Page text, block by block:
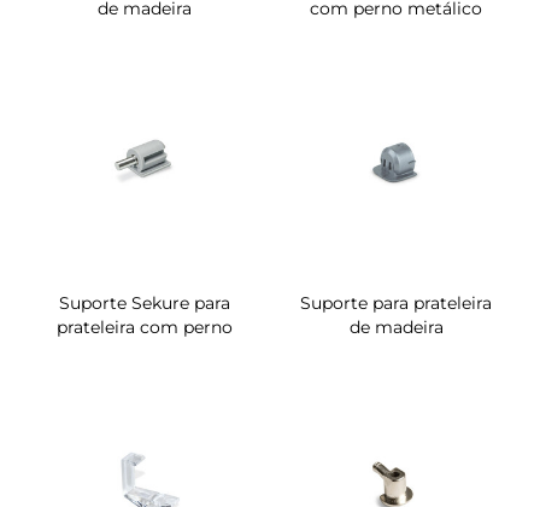
de madeira com perno metálico
Suporte Sekure para
prateleira com perno
Suporte para prateleira
de madeira